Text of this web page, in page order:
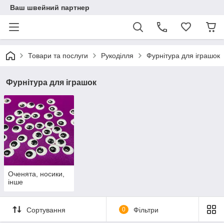
Ваш швейний партнер
Товари та послуги Рукоділля Фурнітура для іграшок
Фурнітура для іграшок
Оченята, носики,
інше
Сортування 0 Фільтри